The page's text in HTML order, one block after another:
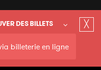
╳
DES BILLETS
billeterie en ligne
internet
Conditions générales